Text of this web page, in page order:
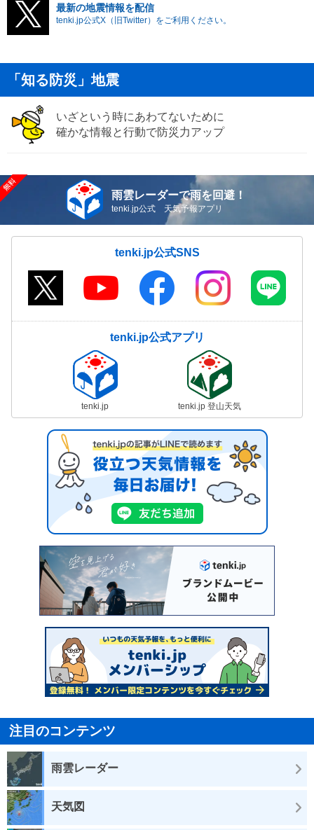
最新の地震情報を配信
tenki.jp公式X（旧Twitter）をご利用ください。
「知る防災」地震
いざという時にあわてないために
確かな情報と行動で防災力アップ
雨雲レーダーで雨を回避！
tenki.jp公式 天気予報アプリ
tenki.jp公式SNS
tenki.jp公式アプリ
tenki.jp tenki.jp 登山天気
注目のコンテンツ
雨雲レーダー
天気図